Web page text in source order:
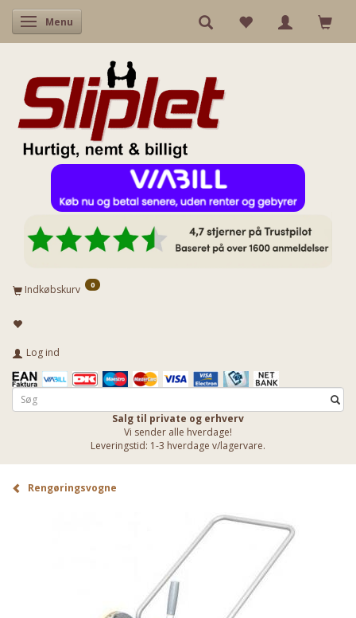
Skifte navigation
Menu
Indkøbskurv 0
Log ind
Salg til private og erhverv
Vi sender alle hverdage!
Leveringstid: 1-3 hverdage v/lagervare.
Rengøringsvogne